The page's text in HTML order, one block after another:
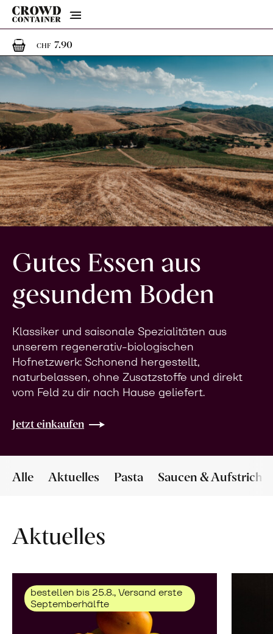
Menu
CHF 7.901 Artikel im Warenkorb
Gutes Essen aus
gesundem Boden
Klassiker und saisonale Spezialitäten aus
unserem regenerativ-biologischen
Hofnetzwerk: Schonend hergestellt,
naturbelassen, ohne Zusatzstoffe und direkt
vom Feld zu dir nach Hause geliefert.
Jetzt einkaufen
Alle Aktuelles Pasta Saucen & Aufstriche
Aktuelles
bestellen bis 25.8., Versand erste
Septemberhälfte